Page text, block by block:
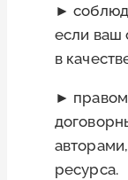
►
если ваш
в
►
ресурса.